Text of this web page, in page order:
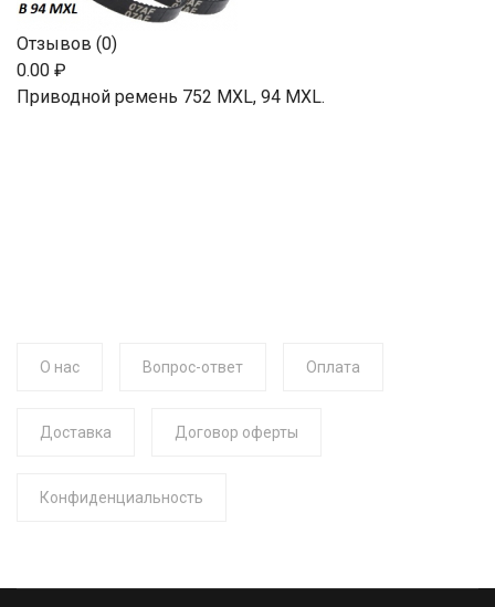
Отзывов (0)
0.00 ₽
Приводной ремень 752 MXL, 94 MXL.
О нас Вопрос-ответ Оплата
Доставка Договор оферты
Конфиденциальность